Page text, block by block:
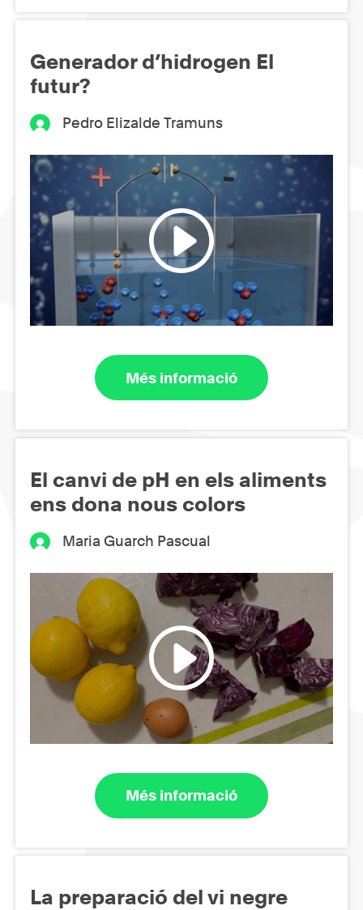
Generador d’hidrogen El
futur?
Pedro Elizalde Tramuns
Més informació
El canvi de pH en els aliments
ens dona nous colors
Maria Guarch Pascual
Més informació
La preparació del vi negre